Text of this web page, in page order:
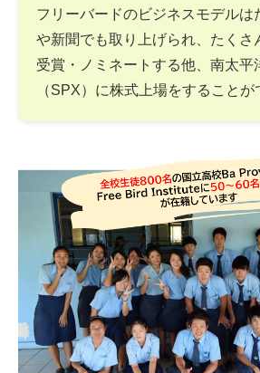
フリーバードのビジネスモデルは
や新聞でも取り上げられ、たくさ
受賞・ノミネートする他、南太平
（SPX）に株式上場をすることが